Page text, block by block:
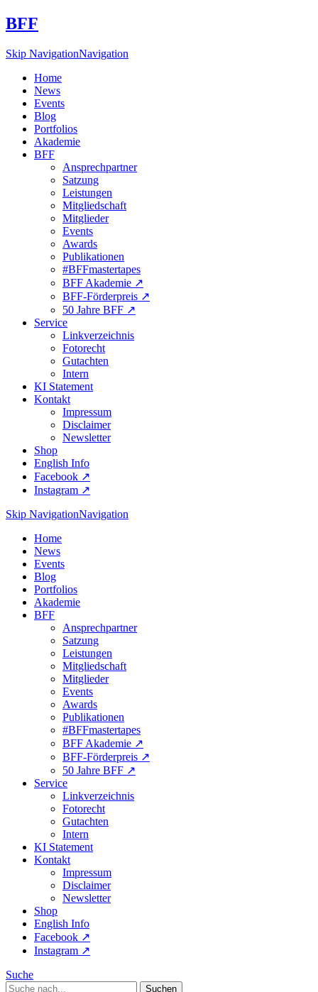
BFF
Skip NavigationNavigation
Home
News
Events
Blog
Portfolios
Akademie
BFF
Ansprechpartner
Satzung
Leistungen
Mitgliedschaft
Mitglieder
Events
Awards
Publikationen
#BFFmastertapes
BFF Akademie ↗︎
BFF-Förderpreis ↗︎
50 Jahre BFF ↗︎
Service
Linkverzeichnis
Fotorecht
Gutachten
Intern
KI Statement
Kontakt
Impressum
Disclaimer
Newsletter
Shop
English Info
Facebook ↗︎
Instagram ↗︎
Skip NavigationNavigation
Home
News
Events
Blog
Portfolios
Akademie
BFF
Ansprechpartner
Satzung
Leistungen
Mitgliedschaft
Mitglieder
Events
Awards
Publikationen
#BFFmastertapes
BFF Akademie ↗︎
BFF-Förderpreis ↗︎
50 Jahre BFF ↗︎
Service
Linkverzeichnis
Fotorecht
Gutachten
Intern
KI Statement
Kontakt
Impressum
Disclaimer
Newsletter
Shop
English Info
Facebook ↗︎
Instagram ↗︎
Suche